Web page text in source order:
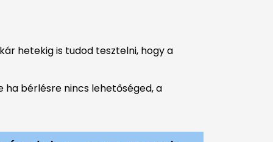
hetekig is tudod tesztelni, hogy a
ha bérlésre nincs lehetőséged, a